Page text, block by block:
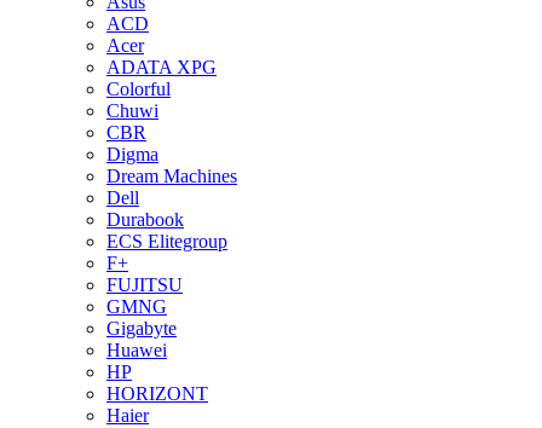
ACD
Acer
ADATA XPG
Colorful
Chuwi
CBR
Digma
Dream Machines
Dell
Durabook
ECS Elitegroup
F+
FUJITSU
GMNG
Gigabyte
Huawei
HP
HORIZONT
Haier